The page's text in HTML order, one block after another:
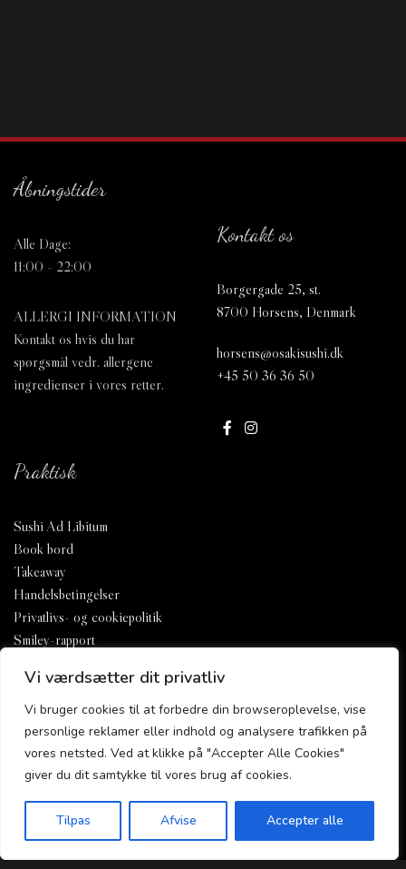
Vi værdsætter dit privatliv
Vi bruger cookies til at forbedre din browseroplevelse, vise
personlige reklamer eller indhold og analysere trafikken på
vores netsted. Ved at klikke på "Accepter Alle Cookies"
giver du dit samtykke til vores brug af cookies.
Tilpas Afvise Accepter alle
Åbningstider
Alle Dage:
11:00 - 22:00
ALLERGI INFORMATION
Kontakt os hvis du har
spørgsmål vedr. allergene
ingredienser i vores retter.
Kontakt os
Borgergade 25, st.
8700 Horsens, Denmark
horsens@osakisushi.dk
+45 50 36 36 50
Praktisk
Sushi Ad Libitum
Book bord
Takeaway
Handelsbetingelser
Privatlivs- og cookiepolitik
Smiley-rapport